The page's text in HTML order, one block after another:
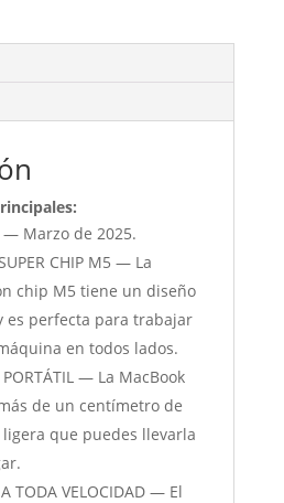
— Marzo de 2025.
CHIP M5 — La
chip M5 tiene un diseño
es perfecta para trabajar
en todos lados.
PORTÁTIL — La MacBook
de un centímetro de
que puedes llevarla
TODA VELOCIDAD — El